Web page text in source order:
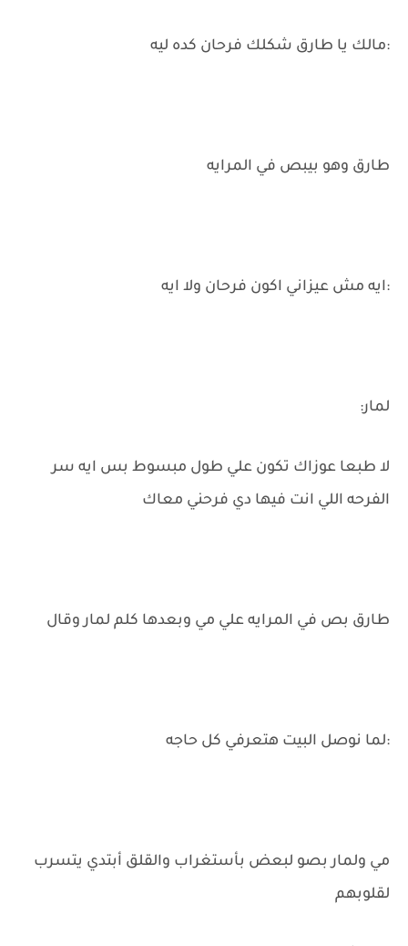
:مالك يا طارق شكلك فرحان كده ليه
طارق وهو بيبص في المرايه
:ايه مش عيزاني اكون فرحان ولا ايه
لمار:
لا طبعا عوزاك تكون علي طول مبسوط بس ايه سر
الفرحه اللي انت فيها دي فرحني معاك
طارق بص في المرايه علي مي وبعدها كلم لمار وقال
:لما نوصل البيت هتعرفي كل حاجه
مي ولمار بصو لبعض بأستغراب والقلق أبتدي يتسرب
لقلوبهم